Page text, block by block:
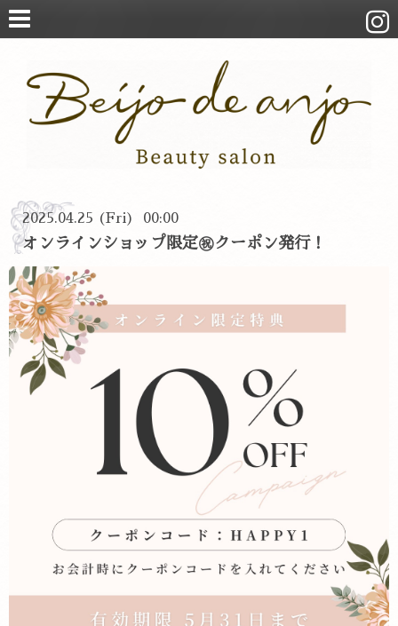
2025.04.25 (Fri) 00:00
オンラインショップ限定㊗️クーポン発行！